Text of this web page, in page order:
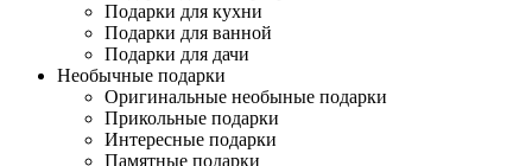
Подарки для кухни
Подарки для ванной
Подарки для дачи
Необычные подарки
Оригинальные необыные подарки
Прикольные подарки
Интересные подарки
Памятные подарки